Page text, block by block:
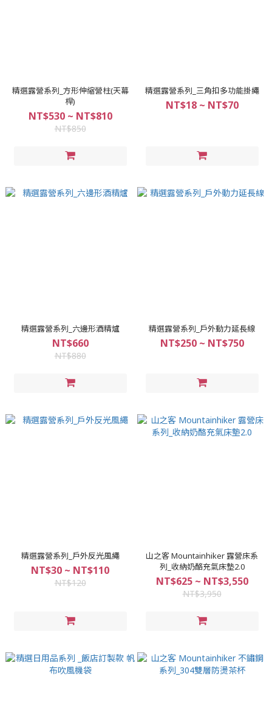
精選露營系列_方形伸縮營柱(天幕
桿)
NT$530 ~ NT$810
NT$850
精選露營系列_三角扣多功能掛繩
NT$18 ~ NT$70
精選露營系列_六邊形酒精爐
NT$660
NT$880
精選露營系列_戶外動力延長線
NT$250 ~ NT$750
精選露營系列_戶外反光風繩
NT$30 ~ NT$110
NT$120
山之客 Mountainhiker 露營床系
列_收納奶酪充氣床墊2.0
NT$625 ~ NT$3,550
NT$3,950